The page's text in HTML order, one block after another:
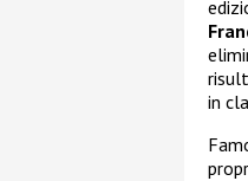
in